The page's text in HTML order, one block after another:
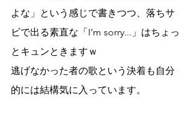
よな」という感じで書きつつ、落ちサ
ビで出る素直な「I'm sorry...」はちょっ
とキュンときますｗ
逃げなかった者の歌という決着も自分
的には結構気に入っています。